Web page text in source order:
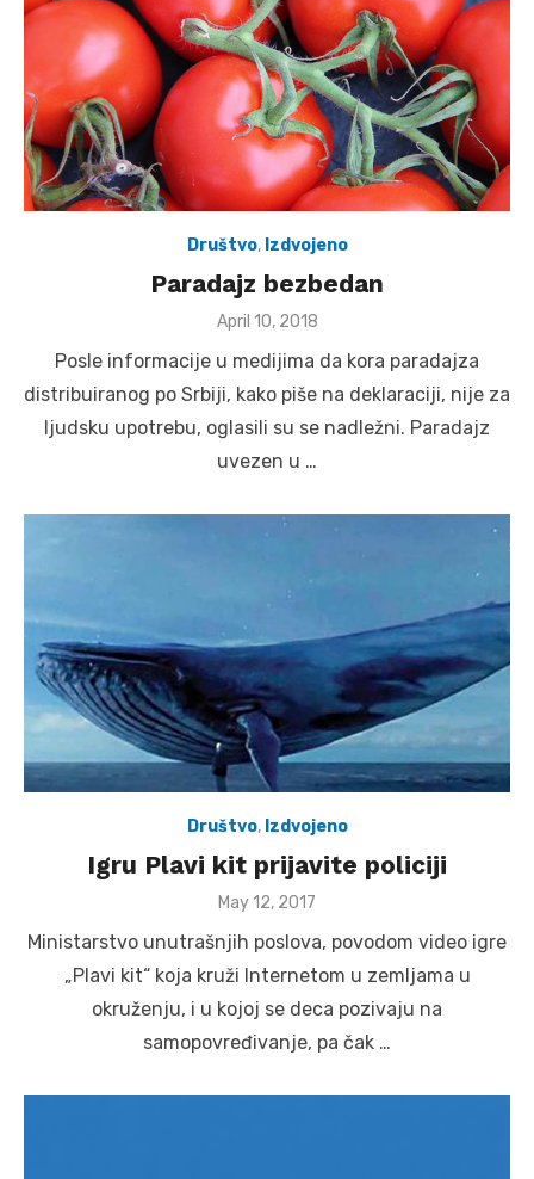
Društvo, Izdvojeno
Paradajz bezbedan
Posted
April 10, 2018
Posle informacije u medijima da kora paradajza
distribuiranog po Srbiji, kako piše na deklaraciji, nije za
ljudsku upotrebu, oglasili su se nadležni. Paradajz
uvezen u …
Društvo, Izdvojeno
Igru Plavi kit prijavite policiji
Posted
May 12, 2017
Ministarstvo unutrašnjih poslova, povodom video igre
„Plavi kit“ koja kruži Internetom u zemljama u
okruženju, i u kojoj se deca pozivaju na
samopovređivanje, pa čak …